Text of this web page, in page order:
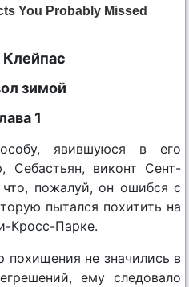
Клейпас
зимой
1
явившуюся в его
Себастьян, виконт Сент-
что, пожалуй, он ошибся с
пытался похитить на
Кросс-Парке.
похищения не значились в
ему следовало